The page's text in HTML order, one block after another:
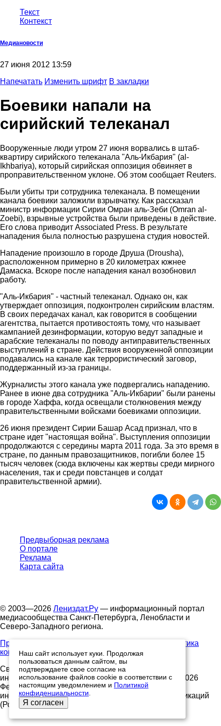
Текст
Контекст
Медиановости
27 июня 2012 13:59
Напечатать Изменить шрифт В закладки
Боевики напали на
сирийский телеканал
Вооруженные люди утром 27 июня ворвались в штаб-
квартиру сирийского телеканала "Аль-Икбария" (al-
Ikhbariya), который сирийская оппозиция обвиняет в
проправительственном уклоне. Об этом сообщает Reuters.
Были убиты три сотрудника телеканала. В помещении
канала боевики заложили взрывчатку. Как рассказал
министр информации Сирии Омран аль-Зеби (Omran al-
Zoebi), взрывные устройства были приведены в действие.
Его слова приводит Associated Press. В результате
нападения была полностью разрушена студия новостей.
Нападение произошло в городе Друша (Drousha),
расположенном примерно в 20 километрах южнее
Дамаска. Вскоре после нападения канал возобновил
работу.
"Аль-Икбария" - частный телеканал. Однако он, как
утверждает оппозиция, подконтролен сирийским властям.
В своих передачах канал, как говорится в сообщении
агентства, пытается противостоять тому, что называет
кампанией дезинформации, которую ведут западные и
арабские телеканалы по поводу антиправительственных
выступлений в стране. Действия вооруженной оппозиции
подавались на канале как террористический заговор,
поддержанный из-за границы.
Журналисты этого канала уже подвергались нападению.
Ранее в июне два сотрудника "Аль-Икбарии" были ранены
в городе Хаффа, когда освещали столкновения между
правительственными войсками боевиками оппозиции.
26 июня президент Сирии Башар Асад признал, что в
стране идет "настоящая война". Выступления оппозиции
продолжаются с середины марта 2011 года. За это время в
стране, по данным правозащитников, погибли более 15
тысяч человек (сюда включены как жертвы среди мирного
населения, так и среди повстанцев и солдат
правительственной армии).
Предвыборная реклама
О портале
Реклама
Карта сайта
© 2003—2026 Лениздат.Ру — информационный портал
медиасообщества Санкт-Петербурга, Ленобласти и
Северо-Западного региона.
Правила использования содержания сайта.
Политика
конфиденциальности.
Свидетельство о регистрации средства массовой
информации ЭЛ №ФС77-91046, выданное 10.03.2026
Федеральной службой по надзору в сфере связи,
информационных технологий и массовых коммуникаций
(Роскомнадзор)
Наш сайт использует куки. Продолжая
пользоваться данным сайтом, вы
подтверждаете свое согласие на
использование файлов cookie в соответствии с
настоящим уведомлением и Политикой
конфиденциальности
Я согласен